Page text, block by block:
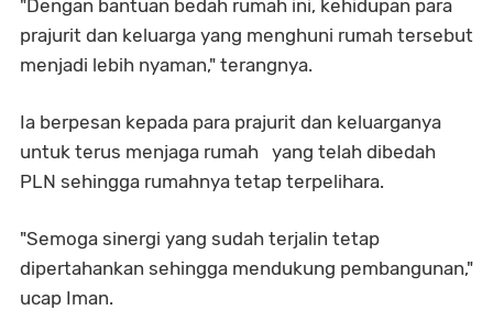
"Dengan bantuan bedah rumah ini, kehidupan para
prajurit dan keluarga yang menghuni rumah tersebut
menjadi lebih nyaman," terangnya.
Ia berpesan kepada para prajurit dan keluarganya
untuk terus menjaga rumah yang telah dibedah
PLN sehingga rumahnya tetap terpelihara.
"Semoga sinergi yang sudah terjalin tetap
dipertahankan sehingga mendukung pembangunan,"
ucap Iman.